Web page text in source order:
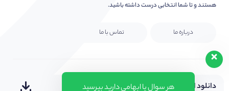
هستند و تا شما انتخابی درست داشته باشید.
درباره ما تماس با ما
دانلود اپلیکیشنهر سوال یا ابهامی دارید بپرسید